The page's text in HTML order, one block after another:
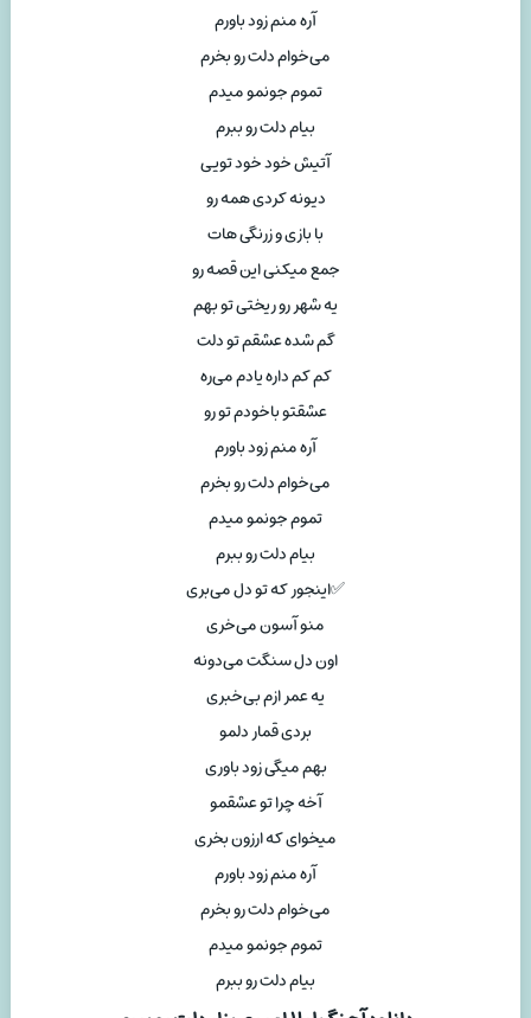
آره منم زود باورم
می‌خوام دلت رو بخرم
تموم جونمو میدم
بیام دلت رو ببرم
آتیش خود خود تویی
دیونه کردی همه رو
با بازی و زرنگی هات
جمع میکنی این قصه رو
یه شهر رو ریختی تو بهم
گم شده عشقم تو دلت
کم کم داره یادم می‌ره
عشقتو باخودم تو رو
آره منم زود باورم
می‌خوام دلت رو بخرم
تموم جونمو میدم
بیام دلت رو ببرم
✅اینجور که تو دل می‌بری
منو آسون می‌خری
اون دل سنگت می‌دونه
یه عمر ازم بی‌خبری
بردی قمار دلمو
بهم میگی زود باوری
آخه چرا تو عشقمو
میخوای که ارزون بخری
آره منم زود باورم
می‌خوام دلت رو بخرم
تموم جونمو میدم
بیام دلت رو ببرم